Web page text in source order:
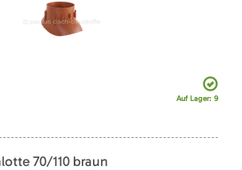
Auf Lager: 9
70/110 braun